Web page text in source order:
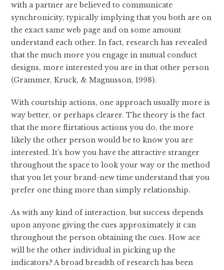
with a partner are believed to communicate
synchronicity, typically implying that you both are on
the exact same web page and on some amount
understand each other. In fact, research has revealed
that the much more you engage in mutual conduct
designs, more interested you are in that other person
(Grammer, Kruck, & Magnusson, 1998).
With courtship actions, one approach usually more is
way better, or perhaps clearer. The theory is the fact
that the more flirtatious actions you do, the more
likely the other person would be to know you are
interested. It’s how you have the attractive stranger
throughout the space to look your way or the method
that you let your brand-new time understand that you
prefer one thing more than simply relationship.
As with any kind of interaction, but success depends
upon anyone giving the cues approximately it can
throughout the person obtaining the cues. How ace
will be the other individual in picking up the
indicators? A broad breadth of research has been